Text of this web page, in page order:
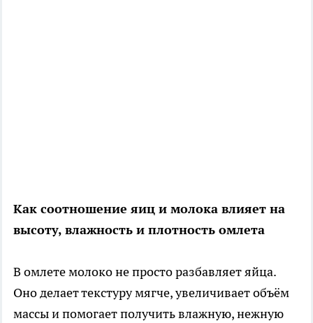
Как соотношение яиц и молока влияет на
высоту, влажность и плотность омлета
В омлете молоко не просто разбавляет яйца.
Оно делает текстуру мягче, увеличивает объём
массы и помогает получить влажную, нежную